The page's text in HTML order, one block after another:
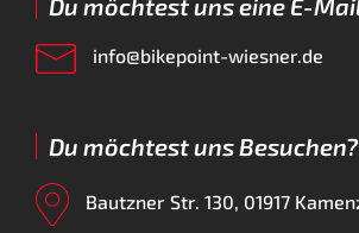
Du möchtest uns eine E-
info@bikepoint-wiesner.de
Du möchtest uns Besuchen?
Bautzner Str. 130, 01917